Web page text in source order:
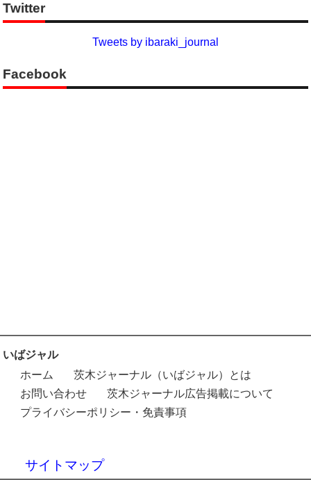
Twitter
Tweets by ibaraki_journal
Facebook
いばジャル
ホーム
茨木ジャーナル（いばジャル）とは
お問い合わせ
茨木ジャーナル広告掲載について
プライバシーポリシー・免責事項
サイトマップ